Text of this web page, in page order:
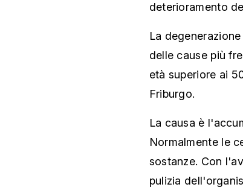
deterioramento
La
delle cause più
età superiore ai
Friburgo.
La causa è
Normalmente le
sostanze. Con
pulizia